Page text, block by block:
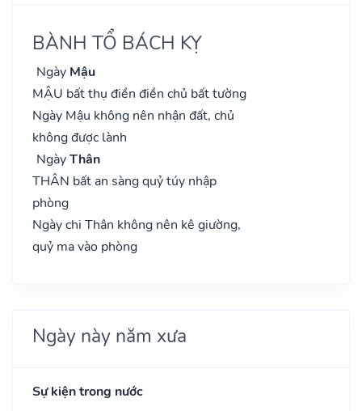
BÀNH TỔ BÁCH KỴ
Ngày Mậu
MẬU bất thụ điền điền chủ bất tường
Ngày Mậu không nên nhận đất, chủ
không được lành
NgàyThân
THÂN bất an sàng quỷ túy nhập
phòng
Ngày chi Thân không nên kê giường,
quỷ ma vào phòng
Ngày này năm xưa
Sự kiện trong nước